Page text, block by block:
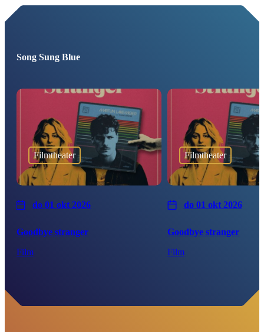
Song Sung Blue
Filmtheater
do 01 okt 2026
Goodbye stranger
Film
Filmtheater
do 01 okt 2026
Goodbye stranger
Film